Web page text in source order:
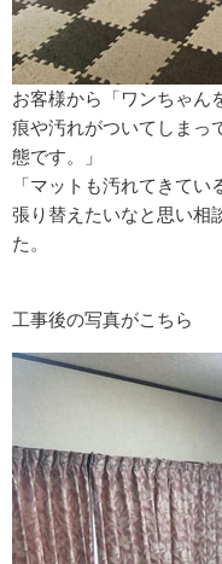
お客様から「ワンちゃん
痕や汚れがついてしまっ
態です。」
「マットも汚れてきて
張り替えたいなと思い相
た。
工事後の写真がこちら